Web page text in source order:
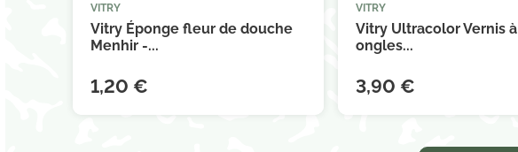

VITRY
Vitry Éponge fleur de douche
Menhir -...
1,20 €

VITRY
Vitry Ultracolor Vernis à
ongles...
3,90 €